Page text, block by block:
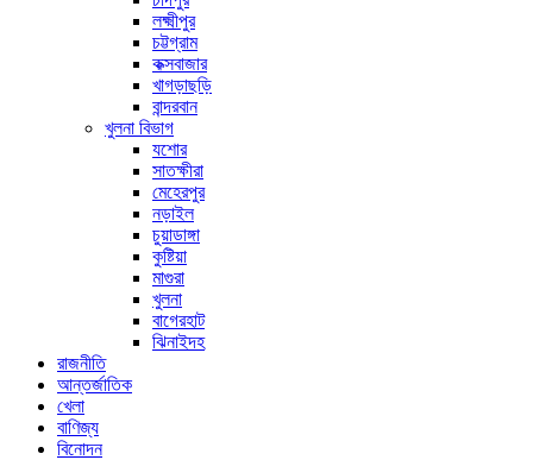
লক্ষ্মীপুর
চট্টগ্রাম
কক্সবাজার
খাগড়াছড়ি
বান্দরবান
খুলনা বিভাগ
যশোর
সাতক্ষীরা
মেহেরপুর
নড়াইল
চুয়াডাঙ্গা
কুষ্টিয়া
মাগুরা
খুলনা
বাগেরহাট
ঝিনাইদহ
রাজনীতি
আন্তর্জাতিক
খেলা
বাণিজ্য
বিনোদন